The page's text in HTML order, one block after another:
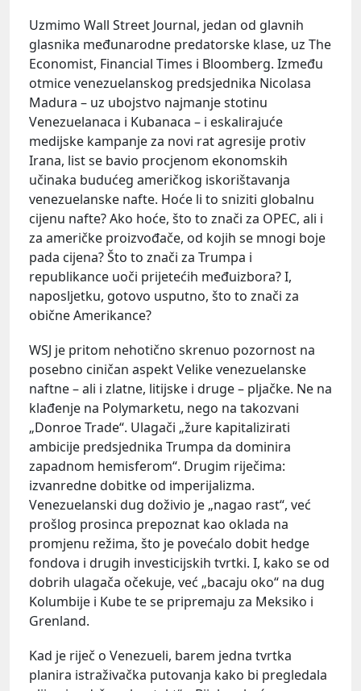
Uzmimo Wall Street Journal, jedan od glavnih
glasnika međunarodne predatorske klase, uz The
Economist, Financial Times i Bloomberg. Između
otmice venezuelanskog predsjednika Nicolasa
Madura – uz ubojstvo najmanje stotinu
Venezuelanaca i Kubanaca – i eskalirajuće
medijske kampanje za novi rat agresije protiv
Irana, list se bavio procjenom ekonomskih
učinaka budućeg američkog iskorištavanja
venezuelanske nafte. Hoće li to sniziti globalnu
cijenu nafte? Ako hoće, što to znači za OPEC, ali i
za američke proizvođače, od kojih se mnogi boje
pada cijena? Što to znači za Trumpa i
republikance uoči prijetećih međuizbora? I,
naposljetku, gotovo usputno, što to znači za
obične Amerikance?
WSJ je pritom nehotično skrenuo pozornost na
posebno ciničan aspekt Velike venezuelanske
naftne – ali i zlatne, litijske i druge – pljačke. Ne na
klađenje na Polymarketu, nego na takozvani
„Donroe Trade“. Ulagači „žure kapitalizirati
ambicije predsjednika Trumpa da dominira
zapadnom hemisferom“. Drugim riječima:
izvanredne dobitke od imperijalizma.
Venezuelanski dug doživio je „nagao rast“, već
prošlog prosinca prepoznat kao oklada na
promjenu režima, što je povećalo dobit hedge
fondova i drugih investicijskih tvrtki. I, kako se od
dobrih ulagača očekuje, već „bacaju oko“ na dug
Kolumbije i Kube te se pripremaju za Meksiko i
Grenland.
Kad je riječ o Venezueli, barem jedna tvrtka
planira istraživačka putovanja kako bi pregledala